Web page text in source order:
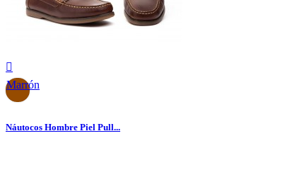

Marrón
Náutocos Hombre Piel Pull...